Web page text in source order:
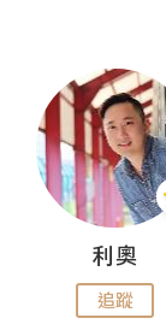
利奧
追蹤